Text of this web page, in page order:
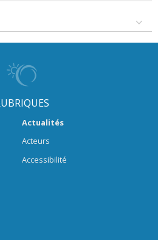
Actualités
Acteurs
Accessibilité